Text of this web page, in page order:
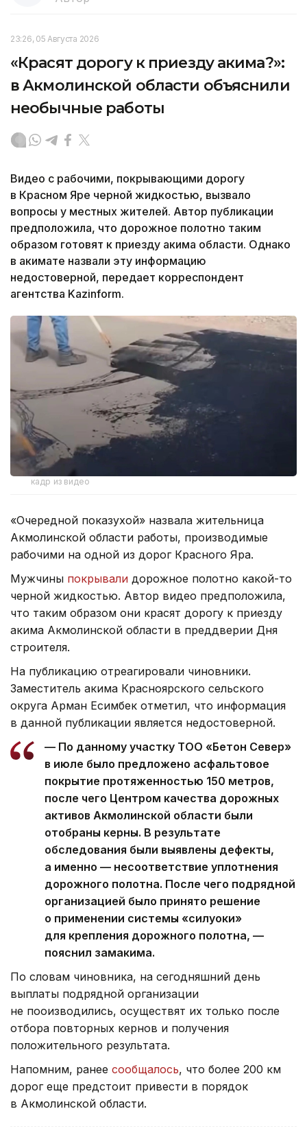
23:26, 05 Августа 2026
«Красят дорогу к приезду акима?»:
в Акмолинской области объяснили
необычные работы
Видео с рабочими, покрывающими дорогу
в Красном Яре черной жидкостью, вызвало
вопросы у местных жителей. Автор публикации
предположила, что дорожное полотно таким
образом готовят к приезду акима области. Однако
в акимате назвали эту информацию
недостоверной, передает корреспондент
агентства Kazinform.
кадр из видео
«Очередной показухой» назвала жительница
Акмолинской области работы, производимые
рабочими на одной из дорог Красного Яра.
Мужчины покрывали дорожное полотно какой-то
черной жидкостью. Автор видео предположила,
что таким образом они красят дорогу к приезду
акима Акмолинской области в преддверии Дня
строителя.
На публикацию отреагировали чиновники.
Заместитель акима Красноярского сельского
округа Арман Есимбек отметил, что информация
в данной публикации является недостоверной.
— По данному участку ТОО «Бетон Север»
в июле было предложено асфальтовое
покрытие протяженностью 150 метров,
после чего Центром качества дорожных
активов Акмолинской области были
отобраны керны. В результате
обследования были выявлены дефекты,
а именно — несоответствие уплотнения
дорожного полотна. После чего подрядной
организацией было принято решение
о применении системы «силуоки»
для крепления дорожного полотна, —
пояснил замакима.
По словам чиновника, на сегодняшний день
выплаты подрядной организации
не пооизводились, осуществят их только после
отбора повторных кернов и получения
положительного результата.
Напомним, ранее сообщалось, что более 200 км
дорог еще предстоит привести в порядок
в Акмолинской области.